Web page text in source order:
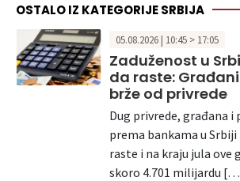
OSTALO IZ KATEGORIJE SRBIJA
05.08.2026 | 10:45 > 17:05
Zaduženost u
da raste:
brže od privrede
Dug privrede, građana i
prema bankama u Srbiji
raste i na kraju jula ove
skoro 4.701 milijardu